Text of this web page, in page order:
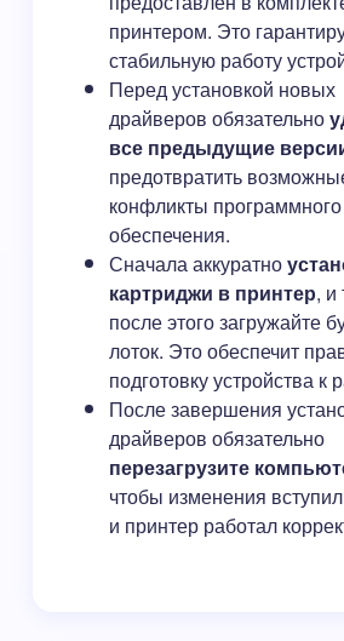
принтером. Это
стабильную работу
Перед установкой новых
драйверов обязательно
все предыдущие
предотвратить
конфликты программного
обеспечения.
Сначала аккуратно
картриджи в принтер, и
после этого загружайте
лоток. Это обеспечит
подготовку устройства к
После завершения
драйверов обязательно
перезагрузите
чтобы изменения
и принтер работал